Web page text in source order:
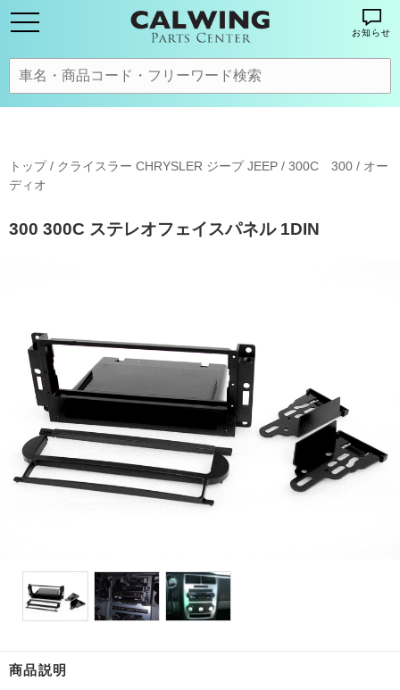
お知らせ
トップ/ クライスラー CHRYSLER ジープ JEEP / 300C 300 / オー
ディオ
300 300C ステレオフェイスパネル 1DIN
商品説明